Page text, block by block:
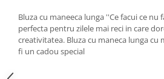
Bluza cu maneeca lunga ''Ce facui ce nu
perfecta pentru zilele mai reci in care
creativitatea. Bluza cu maneca lunga cu
fi un cadou special